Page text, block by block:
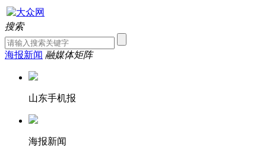
搜索
海报新闻 融媒体矩阵
山东手机报
海报新闻